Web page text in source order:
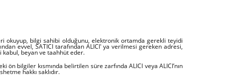
okuyup, bilgi sahibi olduğunu, elektronik ortamda gerekli teyidi
evvel, SATICI tarafından ALICI' ya verilmesi gereken adresi,
beyan ve taahhüt eder.
bilgiler kısmında belirtilen süre zarfında ALICI veya ALICI’nın
hakkı saklıdır.